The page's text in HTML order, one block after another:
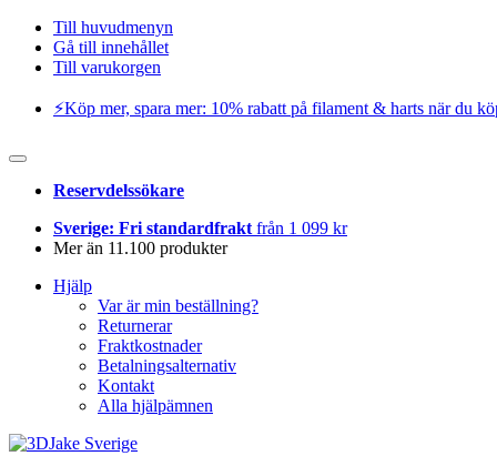
Till huvudmenyn
Gå till innehållet
Till varukorgen
⚡️Köp mer, spara mer: 10% rabatt på filament & harts när du
Reservdelssökare
Sverige: Fri standardfrakt från 1 099 kr
Mer än 11.100 produkter
Hjälp
Var är min beställning?
Returnerar
Fraktkostnader
Betalningsalternativ
Kontakt
Alla hjälpämnen